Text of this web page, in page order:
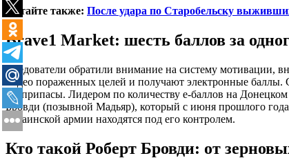
Читайте также: После удара по Старобельску
Brave1 Market: шесть баллов за
Следователи обратили внимание на систему мотивации,
видео пораженных целей и получают электронные баллы.
боеприпасы. Лидером по количеству е-баллов на
Бровди (позывной Мадьяр), который с июня прошлого
украинской армии находятся под его контролем.
Кто такой Роберт Бровди: от